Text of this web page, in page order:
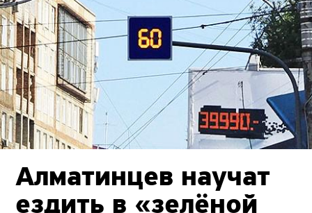
Алматинцев научат
ездить в «зелёной